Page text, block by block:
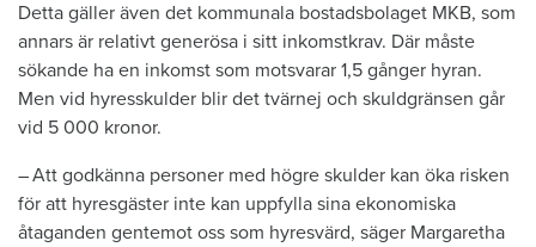
Detta gäller även det kommunala bostadsbolaget MKB, som
annars är relativt generösa i sitt inkomstkrav. Där måste
sökande ha en inkomst som motsvarar 1,5 gånger hyran.
Men vid hyresskulder blir det tvärnej och skuldgränsen går
vid 5 000 kronor.
– Att godkänna personer med högre skulder kan öka risken
för att hyresgäster inte kan uppfylla sina ekonomiska
åtaganden gentemot oss som hyresvärd, säger Margaretha